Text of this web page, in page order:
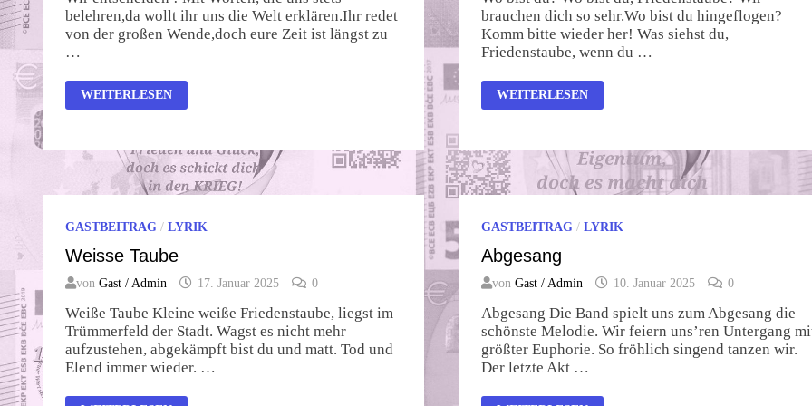
belehren,da wollt ihr uns die Welt erklären.Ihr redet
von der großen Wende,doch eure Zeit ist längst zu
…
WIR
ENTSCHEIDEN!
WEITERLESEN
brauchen dich so sehr.Wo bist du hingeflogen?
Komm bitte wieder her! Was siehst du,
Friedenstaube, wenn du …
WO
BIST
WEITERLESEN
GASTBEITRAG / LYRIK
Weisse Taube
von Gast / Admin 17. Januar 2025 0
Weiße Taube Kleine weiße Friedenstaube, liegst im
Trümmerfeld der Stadt. Wagst es nicht mehr
aufzustehen, abgekämpft bist du und matt. Tod und
Elend immer wieder. …
GASTBEITRAG/ LYRIK
Abgesang
von Gast / Admin 10. Januar 2025 0
Abgesang Die Band spielt uns zum Abgesang die
schönste Melodie. Wir feiern uns’ren Untergang
größter Euphorie. So fröhlich singend tanzen wir.
Der letzte Akt …